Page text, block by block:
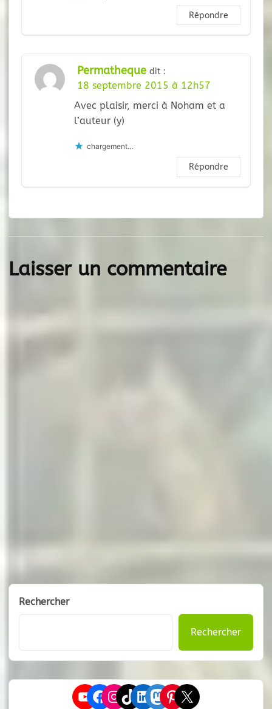
Répondre
Permatheque dit :
18 septembre 2015 à 12h57
Avec plaisir, merci à Noham et a
l’auteur (y)
chargement…
Répondre
Laisser un commentaire
Rechercher
Rechercher
YouTube
Facebook
Instagram
TikTok
LinkedIn
Mastodon
Pinterest
X